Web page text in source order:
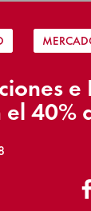
e
el 40%